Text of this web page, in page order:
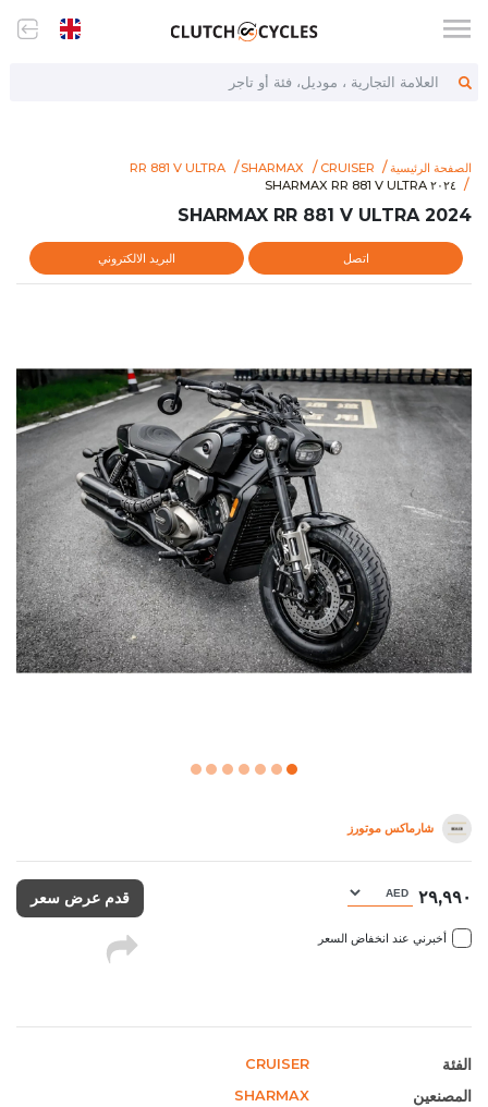
العلامة التجارية ، موديل، فئة أو تاجر
الصفحة الرئيسية CRUISER
SHARMAX
RR 881 V ULTRA
www.clutchcycles.com/item/2024-sharmax-rr-881-v-ultra
٢٠٢٤ SHARMAX RR 881 V ULTRA
٢٠٢٤ SHARMAX RR 881 V ULTRA
2024 SHARMAX RR 881 V ULTRA
اتصل البريد الالكتروني
شارماكس موتورز
٢٩,٩٩٠
أخبرني عند انخفاض السعر
قدم عرض سعر
الفئة CRUISER
المصنعين SHARMAX